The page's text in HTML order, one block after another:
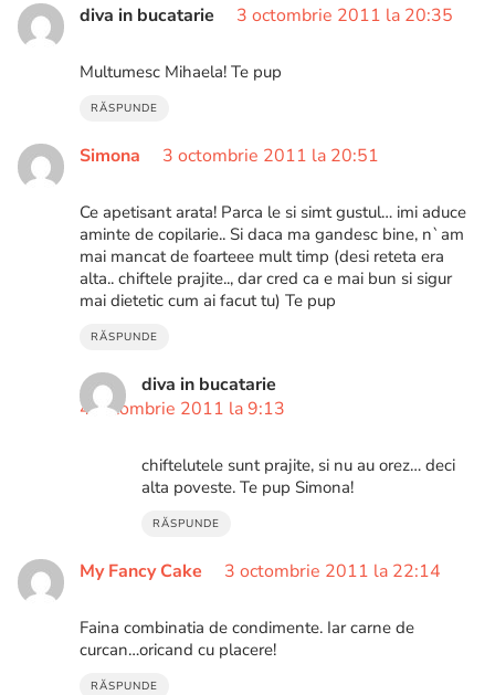
diva in bucatarie 3 octombrie 2011 la 20:35
Multumesc Mihaela! Te pup
RĂSPUNDE
Simona 3 octombrie 2011 la 20:51
Ce apetisant arata! Parca le si simt gustul… imi aduce
aminte de copilarie.. Si daca ma gandesc bine, n`am
mai mancat de foarteee mult timp (desi reteta era
alta.. chiftele prajite.., dar cred ca e mai bun si sigur
mai dietetic cum ai facut tu) Te pup
RĂSPUNDE
diva in bucatarie
4 octombrie 2011 la 9:13
chiftelutele sunt prajite, si nu au orez… deci
alta poveste. Te pup Simona!
RĂSPUNDE
My Fancy Cake 3 octombrie 2011 la 22:14
Faina combinatia de condimente. Iar carne de
curcan…oricand cu placere!
RĂSPUNDE